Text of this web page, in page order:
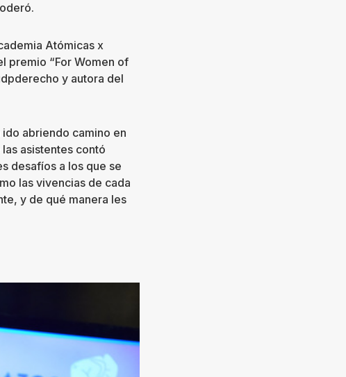
Atómicas x
premio “For Women of
y autora del
abriendo camino en
asistentes contó
desafíos a los que se
las vivencias de cada
y de qué manera les